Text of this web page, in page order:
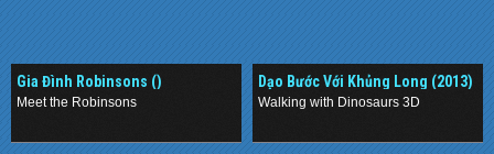
Gia Đình Robinsons ()
Meet the Robinsons
Dạo Bước Với Khủng Long (2013)
Walking with Dinosaurs 3D